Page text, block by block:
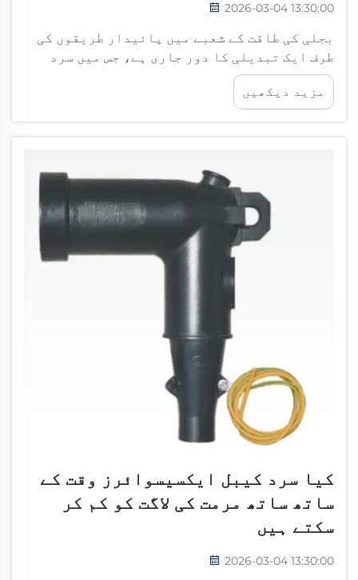
2026-03-04 13:30:00
بجلی کی طاقت کے شعبے میں پائیدار طریقوں کی
طرف ایک تبدیلی کا دور جاری ہے، جس میں سرد
کیبل ایکسیسوریز ماحول دوست کیبل حل کے لیے
ایک اہم جزو کے طور پر ابھر رہی ہیں۔ یہ نئے
مصنوعات پائیداری کے شعبے میں ایک اہم پیش
مزید دیکھیں
کیا سرد کیبل ایکسیسوائرز وقت کے
ساتھ ساتھ مرمت کی لاگت کو کم کر
سکتے ہیں
2026-03-04 13:30:00